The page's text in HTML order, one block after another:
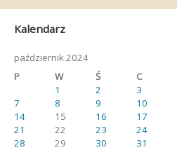
Kalendarz
październik 2024
P
W Ś C
1
2 3
7
8 9 10
14
15 16 17
21
22 23 24
28
29 30 31